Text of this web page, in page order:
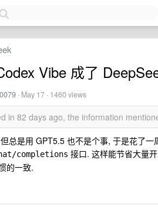
Vibe 成了
· May 17 · 1460 views
in 82 days ago, the information
总是用 GPT5.5 也不是个事, 于是花了
completions 接口. 这样能节省大量
的一致.